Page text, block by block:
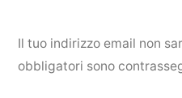
Il tuo indirizzo email non
obbligatori sono